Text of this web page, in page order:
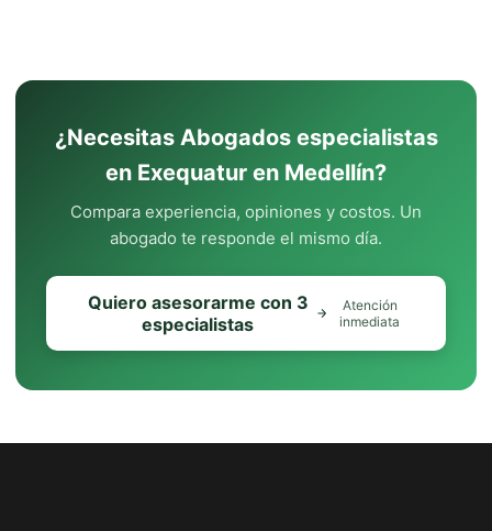
¿Necesitas Abogados especialistas
en Exequatur en Medellín?
Compara experiencia, opiniones y costos. Un
abogado te responde el mismo día.
Quiero asesorarme con 3
especialistas
Atención
inmediata